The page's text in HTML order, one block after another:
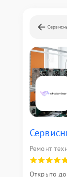
Ремонт
Открыто